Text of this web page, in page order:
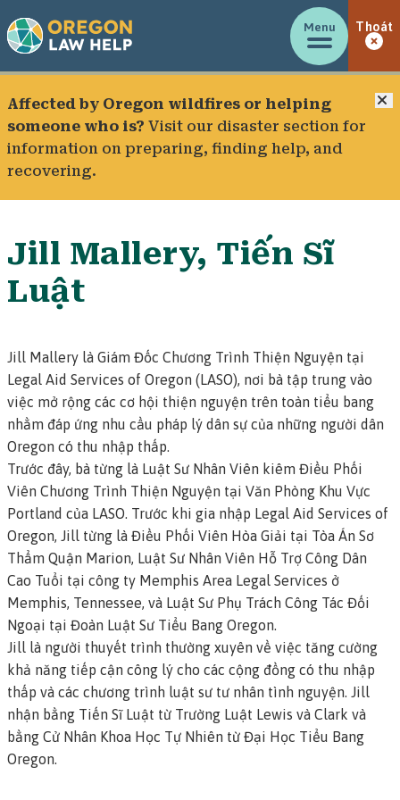
Menu Thoát
Affected by Oregon wildfires or helping
someone who is? Visit our disaster section for
information on preparing, finding help, and
recovering.
Jill Mallery, Tiến Sĩ
Luật
Jill Mallery là Giám Đốc Chương Trình Thiện Nguyện tại
Legal Aid Services of Oregon (LASO), nơi bà tập trung vào
việc mở rộng các cơ hội thiện nguyện trên toàn tiểu bang
nhằm đáp ứng nhu cầu pháp lý dân sự của những người dân
Oregon có thu nhập thấp.
Trước đây, bà từng là Luật Sư Nhân Viên kiêm Điều Phối
Viên Chương Trình Thiện Nguyện tại Văn Phòng Khu Vực
Portland của LASO. Trước khi gia nhập Legal Aid Services of
Oregon, Jill từng là Điều Phối Viên Hòa Giải tại Tòa Án Sơ
Thẩm Quận Marion, Luật Sư Nhân Viên Hỗ Trợ Công Dân
Cao Tuổi tại công ty Memphis Area Legal Services ở
Memphis, Tennessee, và Luật Sư Phụ Trách Công Tác Đối
Ngoại tại Đoàn Luật Sư Tiểu Bang Oregon.
Jill là người thuyết trình thường xuyên về việc tăng cường
khả năng tiếp cận công lý cho các cộng đồng có thu nhập
thấp và các chương trình luật sư tư nhân tình nguyện. Jill
nhận bằng Tiến Sĩ Luật từ Trường Luật Lewis và Clark và
bằng Cử Nhân Khoa Học Tự Nhiên từ Đại Học Tiểu Bang
Oregon.